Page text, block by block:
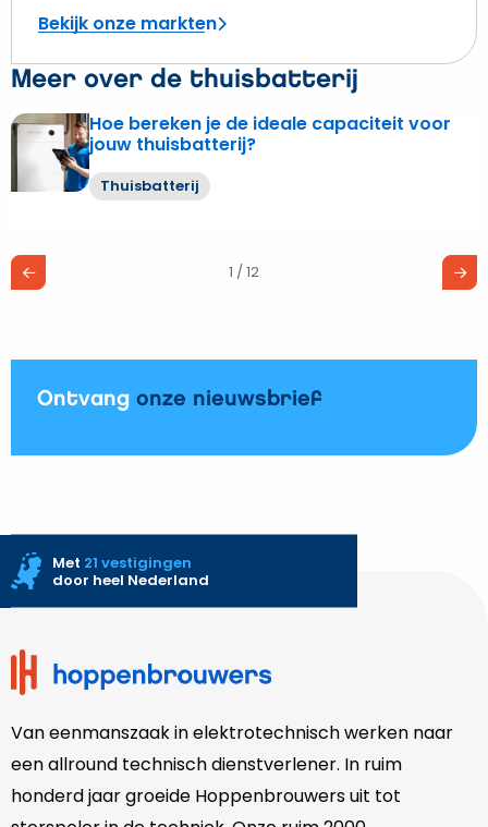
Bekijk onze markten
Meer over de thuisbatterij
Hoe bereken je de ideale capaciteit voor
jouw thuisbatterij?
Thuisbatterij
Lees
meer
over
je
de
voor
jouw
thuisbatterij?
1 / 12
Ontvang onze nieuwsbrief
Site
Met 21 vestigingen
door heel Nederland
Van eenmanszaak in elektrotechnisch werken naar
een allround technisch dienstverlener. In ruim
honderd jaar groeide Hoppenbrouwers uit tot